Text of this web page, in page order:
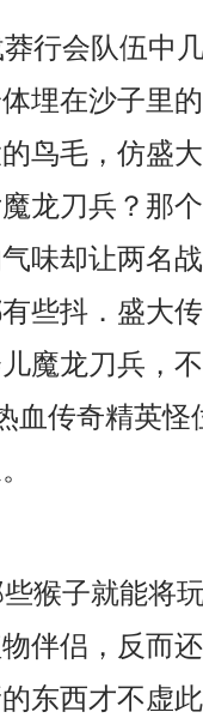
行会队伍中
埋在沙子里
鸟毛，仿盛
龙刀兵？那
味却让两名
些抖．盛大
魔龙刀兵，
血传奇精英
猴子就能将
伴侣，反而
东西才不虚